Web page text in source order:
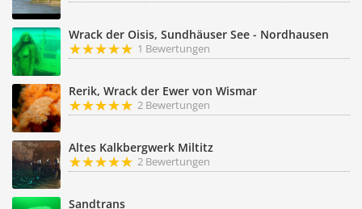
Wrack der Oisis, Sundhäuser See - Nordhausen
1 Bewertungen
Rerik, Wrack der Ewer von Wismar
2 Bewertungen
Altes Kalkbergwerk Miltitz
2 Bewertungen
Sandtrans